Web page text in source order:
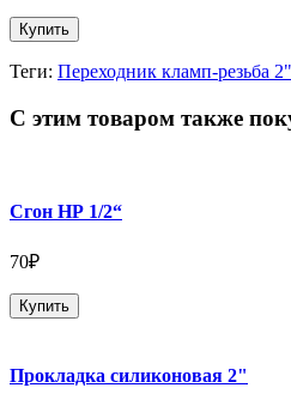
Купить
Теги: Переходник кламп-резьба
С этим товаром также
Сгон НР 1/2“
70₽
Купить
Прокладка силиконовая 2"